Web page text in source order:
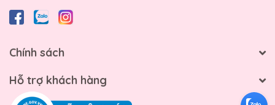
Chính sách
Hỗ trợ khách hàng